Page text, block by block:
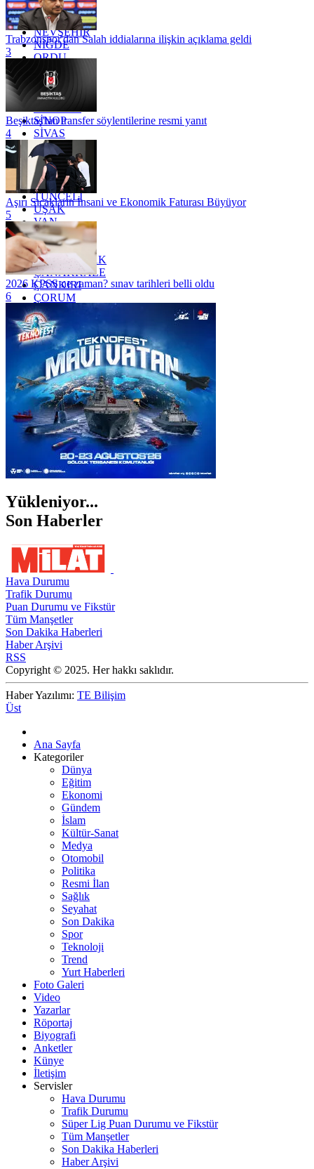
MUĞLA
MUŞ
NEVŞEHİR
NİĞDE
ORDU
OSMANİYE
RİZE
SAKARYA
SİNOP
SİVAS
SİİRT
TEKİRDAĞ
TOKAT
TRABZON
TUNCELİ
UŞAK
VAN
YALOVA
YOZGAT
ZONGULDAK
ÇANAKKALE
ÇANKIRI
ÇORUM
İSTANBUL
İZMİR
ŞANLIURFA
ŞIRNAK
Trabzonspor'dan Salah iddialarına ilişkin açıklama geldi
3
Beşiktaş'tan transfer söylentilerine resmi yanıt
4
Aşırı Sıcakların İnsani ve Ekonomik Faturası Büyüyor
5
2026 KPSS ne zaman? sınav tarihleri belli oldu
6
Yükleniyor...
Son Haberler
Hava Durumu
Trafik Durumu
Puan Durumu ve Fikstür
Tüm Manşetler
Son Dakika Haberleri
Haber Arşivi
RSS
Copyright © 2025. Her hakkı saklıdır.
Haber Yazılımı: TE Bilişim
Üst
Ana Sayfa
Kategoriler
Dünya
Eğitim
Ekonomi
Gündem
İslam
Kültür-Sanat
Medya
Otomobil
Politika
Resmi İlan
Sağlık
Seyahat
Son Dakika
Spor
Teknoloji
Trend
Yurt Haberleri
Foto Galeri
Video
Yazarlar
Röportaj
Biyografi
Anketler
Künye
İletişim
Servisler
Hava Durumu
Trafik Durumu
Süper Lig Puan Durumu ve Fikstür
Tüm Manşetler
Son Dakika Haberleri
Haber Arşivi